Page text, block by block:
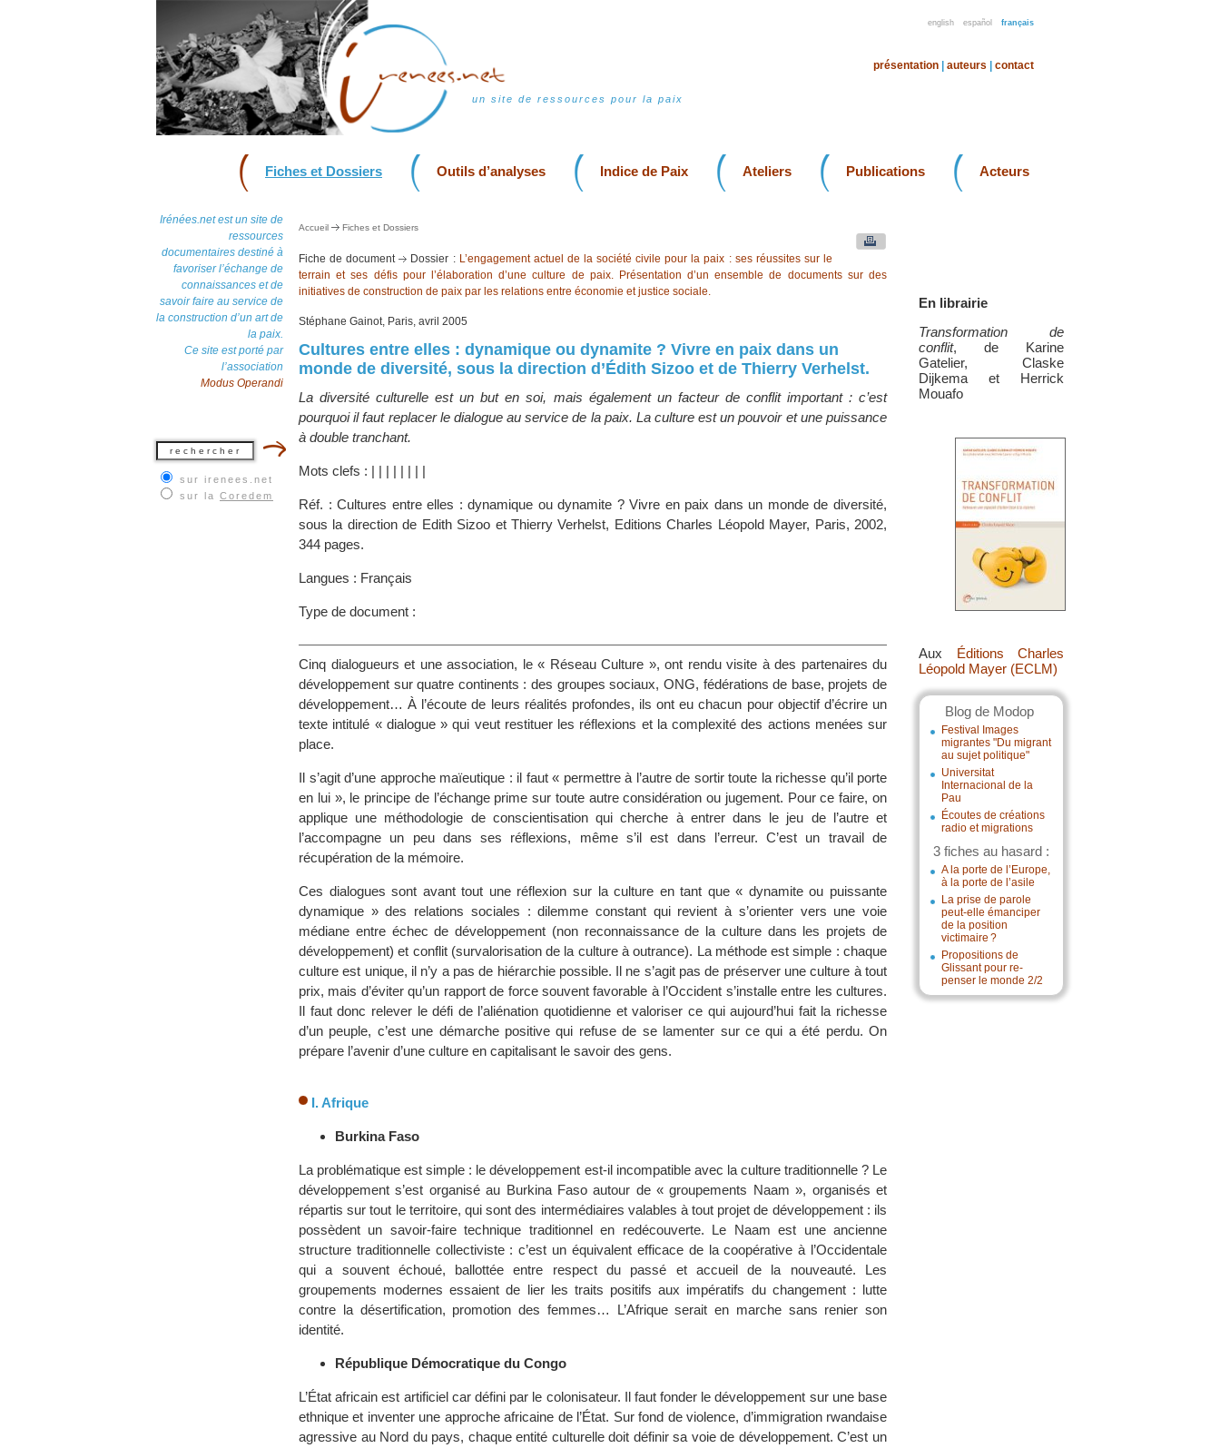
english español français
un site de ressources pour la paix
présentation auteurs contact
Fiches et Dossiers Outils d’analyses Indice de Paix Ateliers Publications Acteurs
Irénées.net est un site de
ressources
documentaires destiné à
favoriser l’échange de
connaissances et de
savoir faire au service de
la construction d’un art de
la paix.
Ce site est porté par
l’association
Modus Operandi
sur irenees.net
sur la Coredem
En librairie
Transformation de
conflit, de Karine
Gatelier, Claske
Dijkema et Herrick
Mouafo
Aux Éditions Charles
Léopold Mayer (ECLM)
Blog de Modop
Festival Images
migrantes "Du migrant
au sujet politique"
Universitat
Internacional de la
Pau
Écoutes de créations
radio et migrations
3 fiches au hasard :
A la porte de l’Europe,
à la porte de l’asile
La prise de parole
peut-elle émanciper
de la position
victimaire ?
Propositions de
Glissant pour re-
penser le monde 2/2
Accueil Fiches et Dossiers
Fiche de document Dossier : L’engagement actuel de la société civile pour la paix : ses réussites sur le
terrain et ses défis pour l’élaboration d’une culture de paix. Présentation d’un ensemble de documents sur des
initiatives de construction de paix par les relations entre économie et justice sociale.
Stéphane Gainot, Paris, avril 2005
Cultures entre elles : dynamique ou dynamite ? Vivre en paix dans un
monde de diversité, sous la direction d’Édith Sizoo et de Thierry Verhelst.
La diversité culturelle est un but en soi, mais également un facteur de conflit important : c’est
pourquoi il faut replacer le dialogue au service de la paix. La culture est un pouvoir et une puissance
à double tranchant.
Mots clefs : | | | | | | | |
Réf. : Cultures entre elles : dynamique ou dynamite ? Vivre en paix dans un monde de diversité,
sous la direction de Edith Sizoo et Thierry Verhelst, Editions Charles Léopold Mayer, Paris, 2002,
344 pages.
Langues : Français
Type de document :
Cinq dialogueurs et une association, le « Réseau Culture », ont rendu visite à des partenaires du
développement sur quatre continents : des groupes sociaux, ONG, fédérations de base, projets de
développement… À l’écoute de leurs réalités profondes, ils ont eu chacun pour objectif d’écrire un
texte intitulé « dialogue » qui veut restituer les réflexions et la complexité des actions menées sur
place.
Il s’agit d’une approche maïeutique : il faut « permettre à l’autre de sortir toute la richesse qu’il porte
en lui », le principe de l’échange prime sur toute autre considération ou jugement. Pour ce faire, on
applique une méthodologie de conscientisation qui cherche à entrer dans le jeu de l’autre et
l’accompagne un peu dans ses réflexions, même s’il est dans l’erreur. C’est un travail de
récupération de la mémoire.
Ces dialogues sont avant tout une réflexion sur la culture en tant que « dynamite ou puissante
dynamique » des relations sociales : dilemme constant qui revient à s’orienter vers une voie
médiane entre échec de développement (non reconnaissance de la culture dans les projets de
développement) et conflit (survalorisation de la culture à outrance). La méthode est simple : chaque
culture est unique, il n’y a pas de hiérarchie possible. Il ne s’agit pas de préserver une culture à tout
prix, mais d’éviter qu’un rapport de force souvent favorable à l’Occident s’installe entre les cultures.
Il faut donc relever le défi de l’aliénation quotidienne et valoriser ce qui aujourd’hui fait la richesse
d’un peuple, c’est une démarche positive qui refuse de se lamenter sur ce qui a été perdu. On
prépare l’avenir d’une culture en capitalisant le savoir des gens.
I. Afrique
Burkina Faso
La problématique est simple : le développement est-il incompatible avec la culture traditionnelle ? Le
développement s’est organisé au Burkina Faso autour de « groupements Naam », organisés et
répartis sur tout le territoire, qui sont des intermédiaires valables à tout projet de développement : ils
possèdent un savoir-faire technique traditionnel en redécouverte. Le Naam est une ancienne
structure traditionnelle collectiviste : c’est un équivalent efficace de la coopérative à l’Occidentale
qui a souvent échoué, ballottée entre respect du passé et accueil de la nouveauté. Les
groupements modernes essaient de lier les traits positifs aux impératifs du changement : lutte
contre la désertification, promotion des femmes… L’Afrique serait en marche sans renier son
identité.
République Démocratique du Congo
L’État africain est artificiel car défini par le colonisateur. Il faut fonder le développement sur une base
ethnique et inventer une approche africaine de l’État. Sur fond de violence, d’immigration rwandaise
agressive au Nord du pays, chaque entité culturelle doit définir sa voie de développement. C’est un